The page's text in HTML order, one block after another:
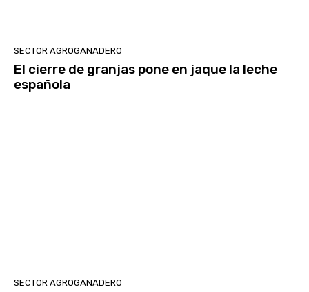
SECTOR AGROGANADERO
El cierre de granjas pone en jaque la leche
española
SECTOR AGROGANADERO